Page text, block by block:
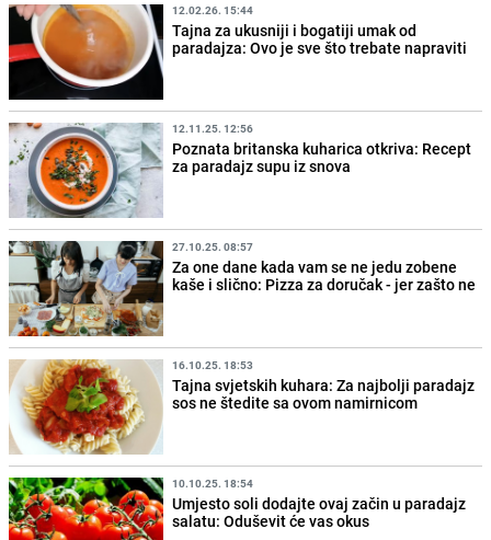
12.02.26. 15:44
Tajna za ukusniji i bogatiji umak od
paradajza: Ovo je sve što trebate napraviti
12.11.25. 12:56
Poznata britanska kuharica otkriva: Recept
za paradajz supu iz snova
27.10.25. 08:57
Za one dane kada vam se ne jedu zobene
kaše i slično: Pizza za doručak - jer zašto ne
16.10.25. 18:53
Tajna svjetskih kuhara: Za najbolji paradajz
sos ne štedite sa ovom namirnicom
10.10.25. 18:54
Umjesto soli dodajte ovaj začin u paradajz
salatu: Oduševit će vas okus